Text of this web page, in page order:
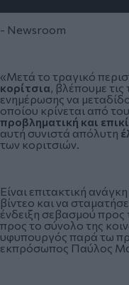
- Newsroom
«Μετά το τραγικό
κορίτσια, βλέπουμε
ενημέρωσης να
οποίου κρίνεται από
προβληματική και
αυτή συνιστά απόλυτη
των κοριτσιών.
Είναι επιτακτική ανάγκη
βίντεο και να
ένδειξη σεβασμού προς
προς το σύνολο της
υφυπουργός παρά τω
εκπρόσωπος Παύλος